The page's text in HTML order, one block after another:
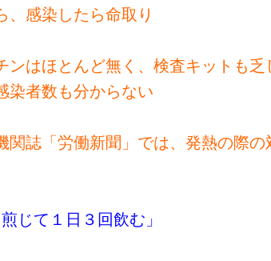
、感染したら命取り
ンはほとんど無く、検査キットも乏
染者数も分からない
関誌「労働新聞」では、発熱の際の
じて１日３回飲む」